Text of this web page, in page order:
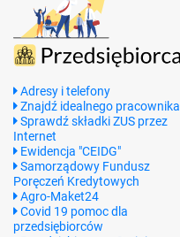
Adresy i telefony
Znajdź idealnego pracownika
Sprawdź składki ZUS przez
Internet
Ewidencja "CEIDG"
Samorządowy Fundusz
Poręczeń Kredytowych
Agro-Maket24
Covid 19 pomoc dla
przedsiębiorców